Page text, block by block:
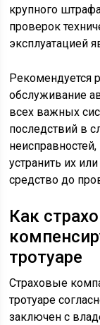
крупного
проверок
эксплуатацией
Рекомендуется
обслуживание
всех важных
последствий в
устранить их
средство до
Как
тротуаре
Страховые
тротуаре
заключен с